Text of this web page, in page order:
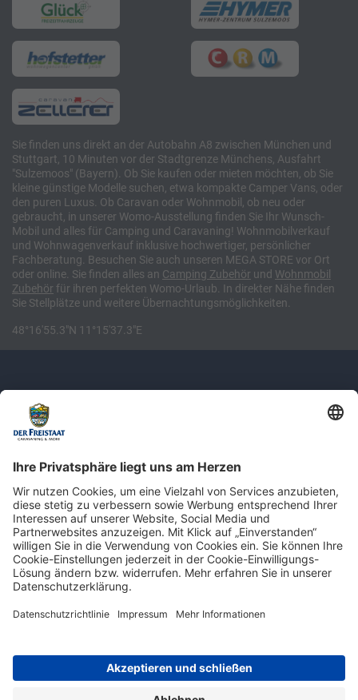
Sie finden uns direkt an der Autobahn A8 zwischen München und
Stuttgart, 10 Minuten vor der Stadtgrenze Münchens, Ausfahrt
"Sulzemoos" (Bayern). Ob Sie kaufen oder mieten möchten, ob Sie
kleine günstige Modelle suchen, etwa kompakte Camper Vans, oder
den puren Luxus. Ob Caravan oder Wohnmobil, ob neu oder
gebraucht, in unserer Womo-Ausstellung finden Sie Ihr Wunsch-
Mobil und alles für Camping und Caravaning! Wohnmobilverkauf
und Wohnwagenverkauf inklusive hochwertiger, persönlicher
Fachberatung. Besuchen Sie auch unseren MEGA STORE vor Ort
oder online. Sie finden alles an Camping Zubehör und Wohnmobil
Zubehör für ihren perfekten Womo-Urlaub. In direkter Nähe finden
Sie Stellplätze und weitere Übernachtungsmöglichkeiten.
48°16'55.3"N 11°15'37.3"E
Newsletter: Jetzt auf
shop.derfreistaat.de anmelden und
einen 5€ Gutschein für unseren Online-
Shop erhalten!*
Impressum Datenschutz Barrierefreiheit